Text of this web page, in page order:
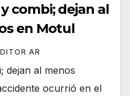
combi; dejan al
en Motul
AR
dejan al menos
ocurrió en el